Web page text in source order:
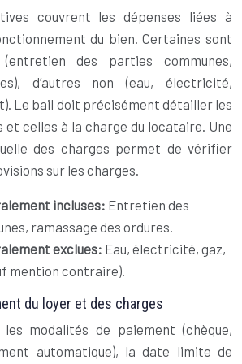
couvrent les dépenses liées à
du bien. Certaines sont
des parties communes,
d’autres non (eau, électricité,
Le bail doit précisément détailler les
celles à la charge du locataire. Une
des charges permet de vérifier
sur les charges.
incluses: Entretien des
ramassage des ordures.
exclues: Eau, électricité, gaz,
mention contraire).
du loyer et des charges
modalités de paiement (chèque,
automatique), la date limite de